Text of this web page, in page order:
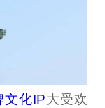
文化IP大受欢